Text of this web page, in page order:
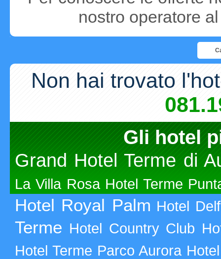
nostro operatore
Non hai trovato
Gli hotel
Grand Hotel Terme di
La Villa Rosa Hotel Terme
Hotel Royal Palm Hotel
Terme Hotel Country Club
Hotel Terme Parco Aurora